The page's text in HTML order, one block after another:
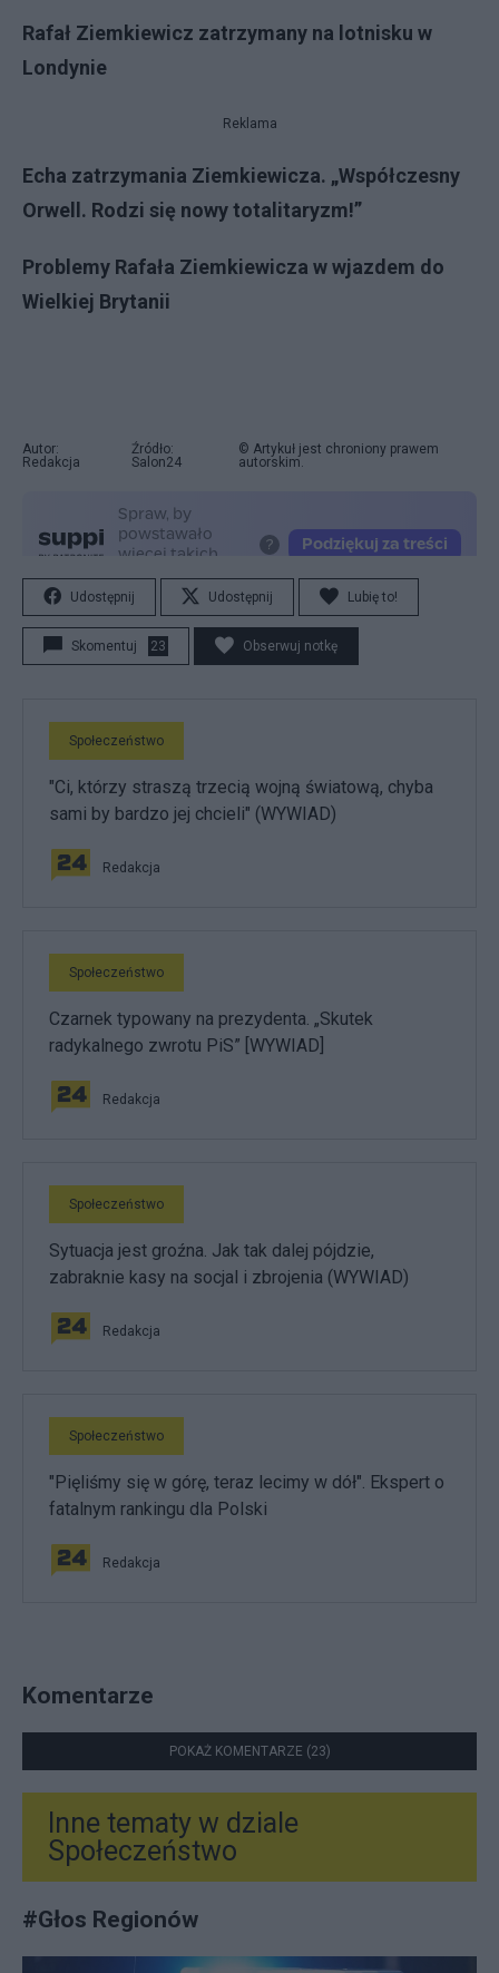
Rafał Ziemkiewicz zatrzymany na lotnisku w
Londynie
Reklama
Echa zatrzymania Ziemkiewicza. „Współczesny
Orwell. Rodzi się nowy totalitaryzm!”
Problemy Rafała Ziemkiewicza w wjazdem do
Wielkiej Brytanii
Autor:
Redakcja
Źródło:
Salon24
© Artykuł jest chroniony prawem
autorskim.
Udostępnij Udostępnij Lubię to!
Skomentuj 23 Obserwuj notkę
Społeczeństwo
"Ci, którzy straszą trzecią wojną światową, chyba
sami by bardzo jej chcieli" (WYWIAD)
Redakcja
Społeczeństwo
Czarnek typowany na prezydenta. „Skutek
radykalnego zwrotu PiS” [WYWIAD]
Redakcja
Społeczeństwo
Sytuacja jest groźna. Jak tak dalej pójdzie,
zabraknie kasy na socjal i zbrojenia (WYWIAD)
Redakcja
Społeczeństwo
"Pięliśmy się w górę, teraz lecimy w dół". Ekspert o
fatalnym rankingu dla Polski
Redakcja
Komentarze
POKAŻ KOMENTARZE (23)
Inne tematy w dziale
Społeczeństwo
#Głos Regionów